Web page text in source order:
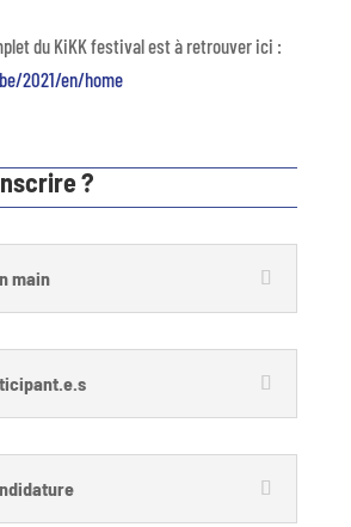
du KiKK festival est à retrouver ici :
2021/en/home
?
main